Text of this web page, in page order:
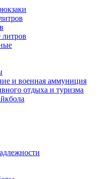
литров
и военная аммуниция
отдыха и туризма